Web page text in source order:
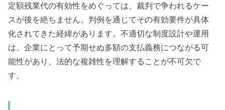
定額残業代の有効性をめぐっては、裁判で争われるケー
スが後を絶ちません。判例を通じてその有効要件が具体
化されてきた経緯があります。不適切な制度設計や運用
は、企業にとって予期せぬ多額の支払義務につながる可
能性があり、法的な複雑性を理解することが不可欠で
す。